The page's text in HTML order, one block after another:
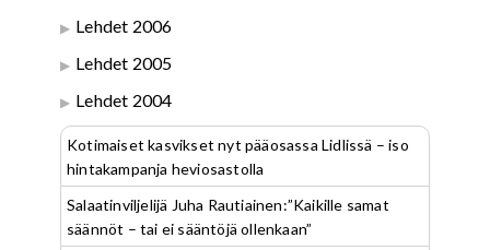
Lehdet 2006
Lehdet 2005
Lehdet 2004
Kotimaiset kasvikset nyt pääosassa Lidlissä – iso
hintakampanja heviosastolla
Salaatinviljelijä Juha Rautiainen:”Kaikille samat
säännöt – tai ei sääntöjä ollenkaan”